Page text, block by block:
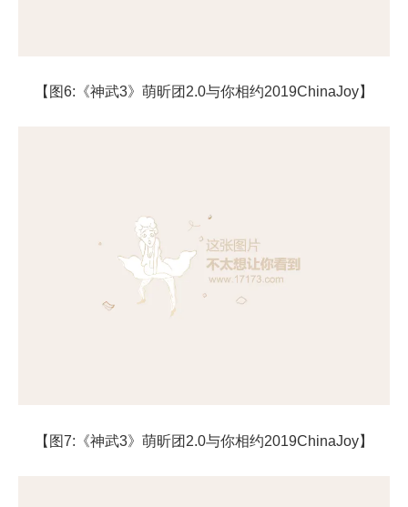
【图6:《神武3》萌昕团2.0与你相约2019ChinaJoy】
【图7:《神武3》萌昕团2.0与你相约2019ChinaJoy】